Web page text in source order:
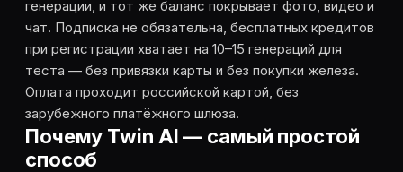
генерации, и тот же баланс покрывает фото, видео и
чат. Подписка не обязательна, бесплатных кредитов
при регистрации хватает на 10–15 генераций для
теста — без привязки карты и без покупки железа.
Оплата проходит российской картой, без
зарубежного платёжного шлюза.
Почему Twin AI — самый простой
способ